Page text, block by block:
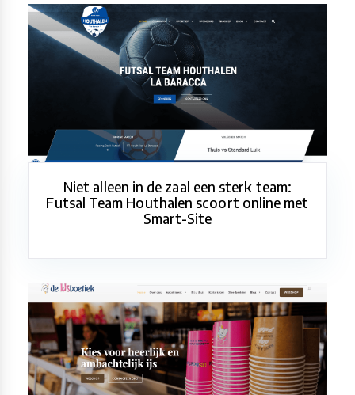
Niet alleen in de zaal een sterk team:
Futsal Team Houthalen scoort online met
Smart-Site